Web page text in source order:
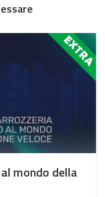
mondo della